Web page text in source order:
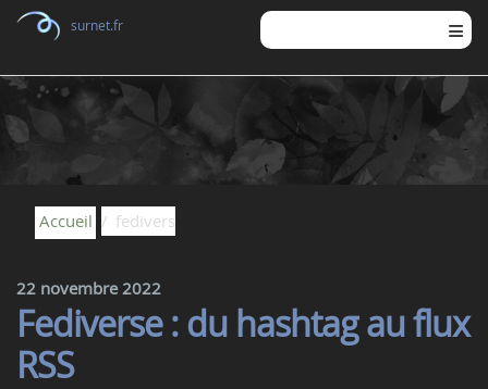
surnet.fr
Accueil fedivers
22 novembre 2022
Fediverse : du hashtag au flux
RSS